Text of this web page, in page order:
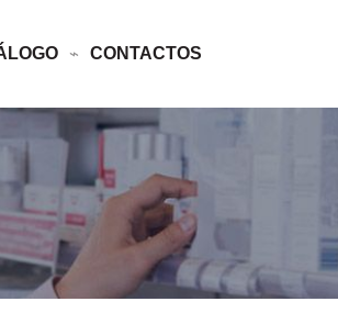
CONTACTOS